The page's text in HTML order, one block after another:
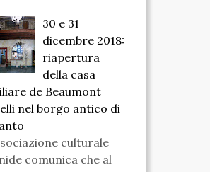
30 e 31
dicembre 2018:
riapertura
della casa
de Beaumont
nel borgo antico di
culturale
comunica che al